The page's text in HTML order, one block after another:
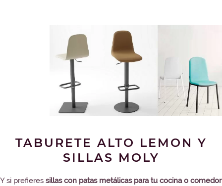
TABURETE ALTO LEMON Y
SILLAS MOLY
Y si prefieres sillas con patas metálicas para tu cocina o comedor